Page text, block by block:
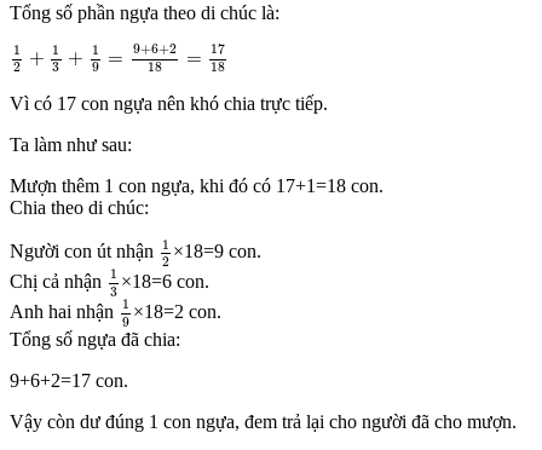
Tổng số phần ngựa theo di chúc là:
1
2
+
1
3
+
1
9
= 9+6+2
18
=
17
18
1 3 = + 2 18= 18
Vì có 17 con ngựa nên khó chia trực tiếp.
Ta làm như sau:
Mượn thêm 1 con ngựa, khi đó có 17+1=18 con.
Chia theo di chúc:
Người con út nhận
1
2
1
×18=9 con.
Chị cả nhận
1
3
1
×18=6 con.
Anh hai nhận
1
9
1
×18=2 con.
Tổng số ngựa đã chia:
9+6+2=17 con.
Vậy còn dư đúng 1 con ngựa, đem trả lại cho người đã cho mượn.